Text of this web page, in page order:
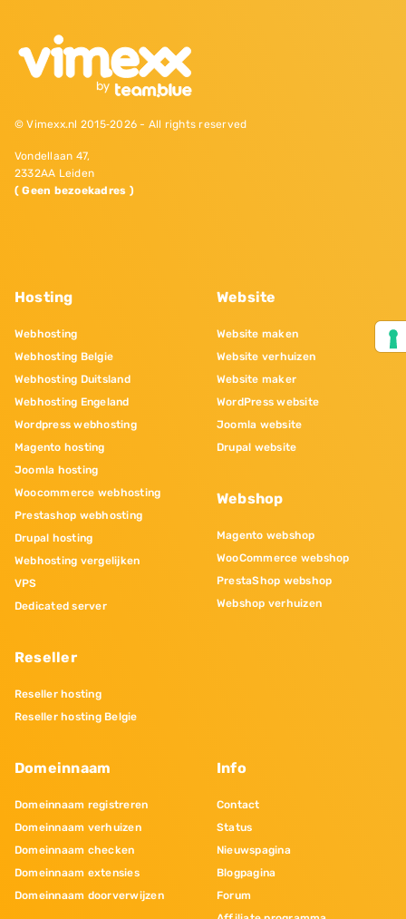
© Vimexx.nl 2015‐2026 - All rights reserved
Vondellaan 47,
2332AA Leiden
( Geen bezoekadres )
Hosting
Webhosting
Webhosting Belgie
Webhosting Duitsland
Webhosting Engeland
Wordpress webhosting
Magento hosting
Joomla hosting
Woocommerce webhosting
Prestashop webhosting
Drupal hosting
Webhosting vergelijken
VPS
Dedicated server
Reseller
Reseller hosting
Reseller hosting Belgie
Website
Website maken
Website verhuizen
Website maker
WordPress website
Joomla website
Drupal website
Webshop
Magento webshop
WooCommerce webshop
PrestaShop webshop
Webshop verhuizen
Domeinnaam
Domeinnaam registreren
Domeinnaam verhuizen
Domeinnaam checken
Domeinnaam extensies
Domeinnaam doorverwijzen
Info
Contact
Status
Nieuwspagina
Blogpagina
Forum